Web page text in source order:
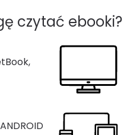
czytać ebooki?